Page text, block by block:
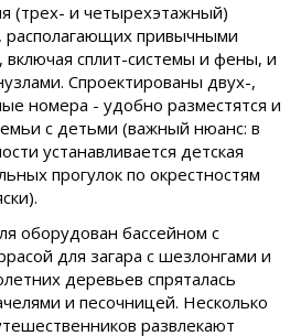
(трех- и четырехэтажный)
привычными
сплит-системы и фены, и
Спроектированы двух-,
номера - удобно разместятся и
с детьми (важный нюанс: в
устанавливается детская
прогулок по окрестностям
оборудован бассейном с
для загара с шезлонгами и
деревьев спряталась
и песочницей. Несколько
развлекают